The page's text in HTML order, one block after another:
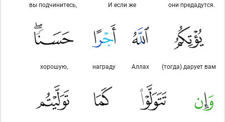
они предадутся.
И если же
вы подчинитесь,
(тогда) дарует вам
Аллах
награду
хорошую,